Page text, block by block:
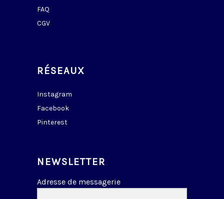
FAQ
CGV
RÉSEAUX
Instagram
Facebook
Pinterest
NEWSLETTER
Adresse de messagerie